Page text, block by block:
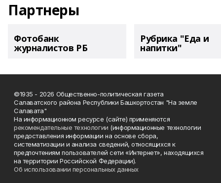
Партнеры
Фотобанк
журналистов РБ
Рубрика "Еда и
напитки"
©1935 - 2026 Общественно-политическая газета
Салаватского района Республики Башкортостан "На земле
Салавата"
На информационном ресурсе (сайте) применяются
рекомендательные технологии (информационные технологии
предоставления информации на основе сбора,
систематизации и анализа сведений, относящихся к
предпочтениям пользователей сети «Интернет», находящихся
на территории Российской Федерации).
Об использовании персональных данных